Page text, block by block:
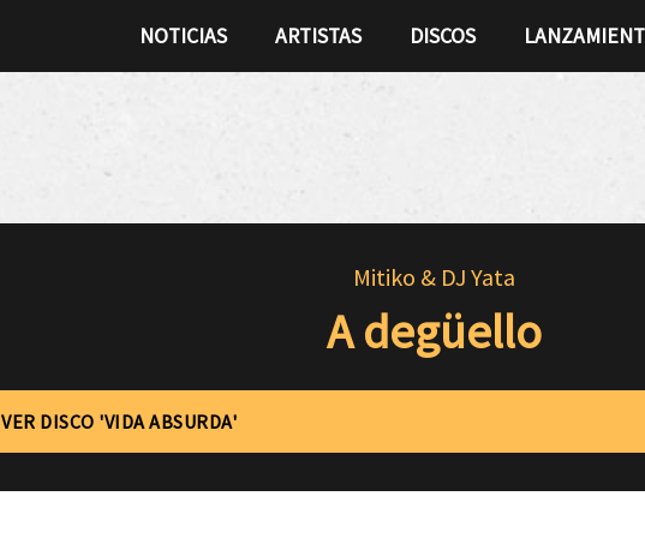
NOTICIAS ARTISTAS DISCOS
Mitiko & DJ Yata
A degüello
VER DISCO 'VIDA ABSURDA'